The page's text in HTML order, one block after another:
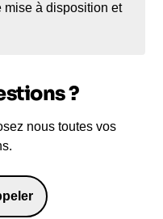
mise à disposition et
?
nous toutes vos